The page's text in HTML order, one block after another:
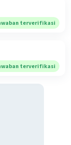
keduanya
terverifikasi
terverifikasi